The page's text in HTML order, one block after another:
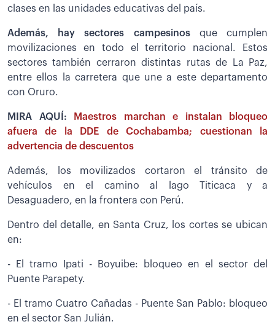
clases en las unidades educativas del país.
Además, hay sectores campesinosque cumplen
movilizaciones en todo el territorio nacional. Estos
sectores también cerraron distintas rutas de La Paz,
entre ellos la carretera que une a este departamento
con Oruro.
MIRA AQUÍ:
Maestros marchan e instalan bloqueo
afuera de la DDE de Cochabamba; cuestionan la
advertencia de descuentos
Además, los movilizados cortaron el tránsito de
vehículos en el camino al lago Titicaca y a
Desaguadero, en la frontera con Perú.
Dentro del detalle, en Santa Cruz, los cortes se ubican
en:
- El tramo Ipati - Boyuibe: bloqueo en el sector del
Puente Parapety.
- El tramo Cuatro Cañadas - Puente San Pablo: bloqueo
en el sector San Julián.